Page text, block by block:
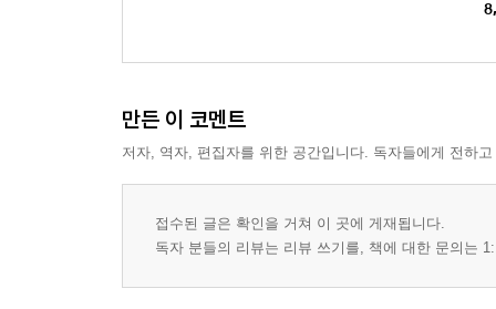
만든 이 코멘트
저자, 역자, 편집자를 위한 공간입니다. 독자들에게 전하
접수된 글은 확인을 거쳐 이 곳에 게재됩니다.
독자 분들의 리뷰는 리뷰 쓰기를, 책에 대한 문의는